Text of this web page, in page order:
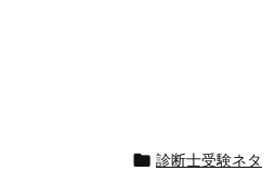
 診断士受験ネタ